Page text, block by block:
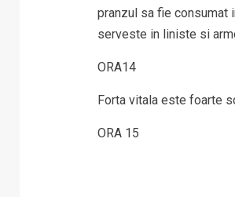
pranzul sa fie consumat
serveste in liniste si
ORA14
Forta vitala este foarte
ORA 15